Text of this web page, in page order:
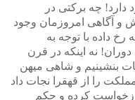
چه برکتی در
و آگاهی امروزمان وجود
رخ داده با توجه به
نه اینکه در قرن
بنشینیم و شاهی میهن
را از قهقرا نجات داد
کرده و حکم